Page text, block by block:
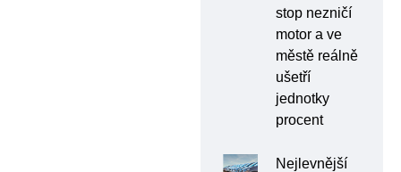
stop nezničí
motor a ve
městě reálně
ušetří
jednotky
procent
Nejlevnější